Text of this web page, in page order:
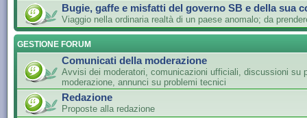
Bugie, gaffe e misfatti del governo SB e della sua
Viaggio nella ordinaria realtà di un paese anomalo; da
GESTIONE FORUM
Comunicati della moderazione
Avvisi dei moderatori, comunicazioni ufficiali, discussioni su
moderazione, annunci su problemi tecnici
Redazione
Proposte alla redazione